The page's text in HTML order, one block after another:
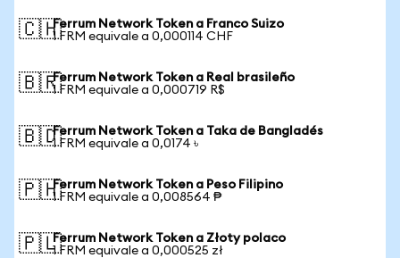
🇨🇭Ferrum Network Token a Franco Suizo
1 FRM equivale a 0,000114 CHF
🇧🇷Ferrum Network Token a Real brasileño
1 FRM equivale a 0,000719 R$
🇧🇩Ferrum Network Token a Taka de Bangladés
1 FRM equivale a 0,0174 ৳
🇵🇭Ferrum Network Token a Peso Filipino
1 FRM equivale a 0,008564 ₱
🇵🇱Ferrum Network Token a Złoty polaco
1 FRM equivale a 0,000525 zł